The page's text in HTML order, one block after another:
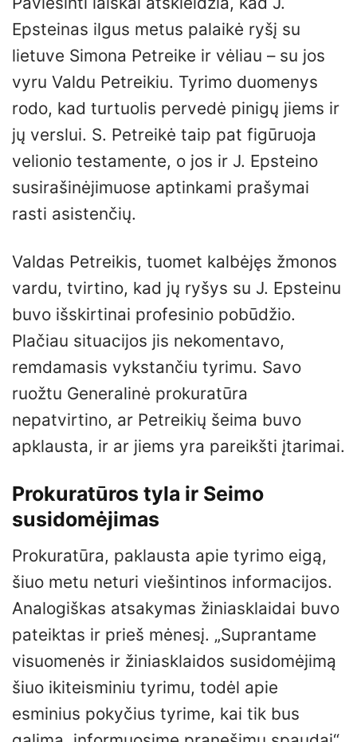
Epsteinas ilgus metus palaikė ryšį su
lietuve Simona Petreike ir vėliau – su jos
vyru Valdu Petreikiu. Tyrimo duomenys
rodo, kad turtuolis pervedė pinigų jiems ir
jų verslui. S. Petreikė taip pat figūruoja
velionio testamente, o jos ir J. Epsteino
susirašinėjimuose aptinkami prašymai
rasti asistenčių.
Valdas Petreikis, tuomet kalbėjęs žmonos
vardu, tvirtino, kad jų ryšys su J. Epsteinu
buvo išskirtinai profesinio pobūdžio.
Plačiau situacijos jis nekomentavo,
remdamasis vykstančiu tyrimu. Savo
ruožtu Generalinė prokuratūra
nepatvirtino, ar Petreikių šeima buvo
apklausta, ir ar jiems yra pareikšti įtarimai.
Prokuratūros tyla ir Seimo
susidomėjimas
Prokuratūra, paklausta apie tyrimo eigą,
šiuo metu neturi viešintinos informacijos.
Analogiškas atsakymas žiniasklaidai buvo
pateiktas ir prieš mėnesį. „Suprantame
visuomenės ir žiniasklaidos susidomėjimą
šiuo ikiteisminiu tyrimu, todėl apie
esminius pokyčius tyrime, kai tik bus